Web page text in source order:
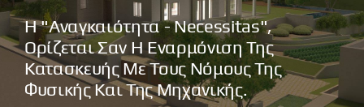
Ολιστική Αρχιτεκτονική
Έργα μας
Η "αναγκαιότητα - Necessitas",
Ορίζεται Σαν Η Εναρμόνιση Της
Κατασκευής Με Τους Νόμους Της
Φυσικής Και Της Μηχανικής.